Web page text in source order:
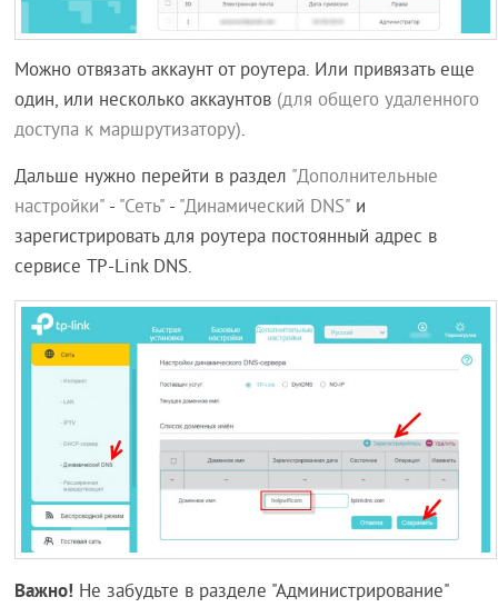
Можно отвязать аккаунт от роутера. Или привязать еще
один, или несколько аккаунтов (для общего удаленного
доступа к маршрутизатору).
Дальше нужно перейти в раздел "Дополнительные
настройки" - "Сеть" - "Динамический DNS" и
зарегистрировать для роутера постоянный адрес в
сервисе TP-Link DNS.
Важно! Не забудьте в разделе "Администрирование"